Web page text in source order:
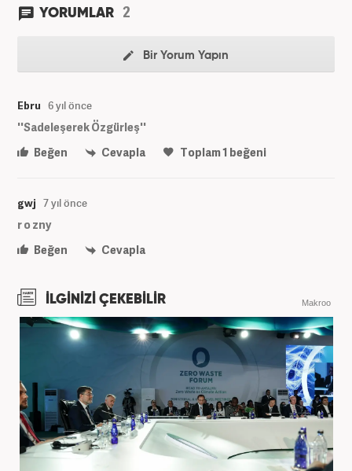
YORUMLAR 2
Bir Yorum Yapın
Ebru 6 yıl önce
''Sadeleşerek Özgürleş''
Beğen
Cevapla Toplam1 beğeni
gwj 7 yıl önce
r o zny
Beğen
Cevapla
İLGİNİZİ ÇEKEBİLİR Makroo